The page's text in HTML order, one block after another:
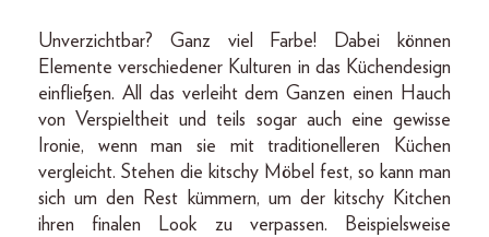
Unverzichtbar? Ganz viel Farbe! Dabei können
Elemente verschiedener Kulturen in das Küchendesign
einfließen. All das verleiht dem Ganzen einen Hauch
von Verspieltheit und teils sogar auch eine gewisse
Ironie, wenn man sie mit traditionelleren Küchen
vergleicht. Stehen die kitschy Möbel fest, so kann man
sich um den Rest kümmern, um der kitschy Kitchen
ihren finalen Look zu verpassen. Beispielsweise